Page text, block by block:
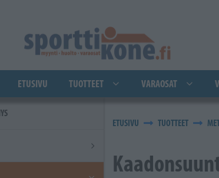
ETUSIVU TUOTTEET VARAOSAT
ETUSIVU TUOTTEET